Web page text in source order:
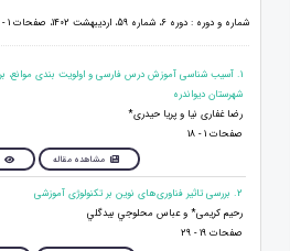
شماره و دوره : دوره 6، شماره 59، اردیبهشت 1402، صفحات 1 - 250
1. آسیب شناسی آموزش درس فارسی و اولویت بندی موانع،
شهرستان دیواندره
رضا غفاری نیا و پریا حیدری*
صفحات 1 - 18
مشاهده مقاله
2. بررسی تاثیر فناوری‌های نوین بر تکنولوژی آموزشی
رحیم کریمی* و عباس محلوجي بيدگلي
صفحات 19 - 29